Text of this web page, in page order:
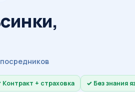
Контракт + страховка Без знания